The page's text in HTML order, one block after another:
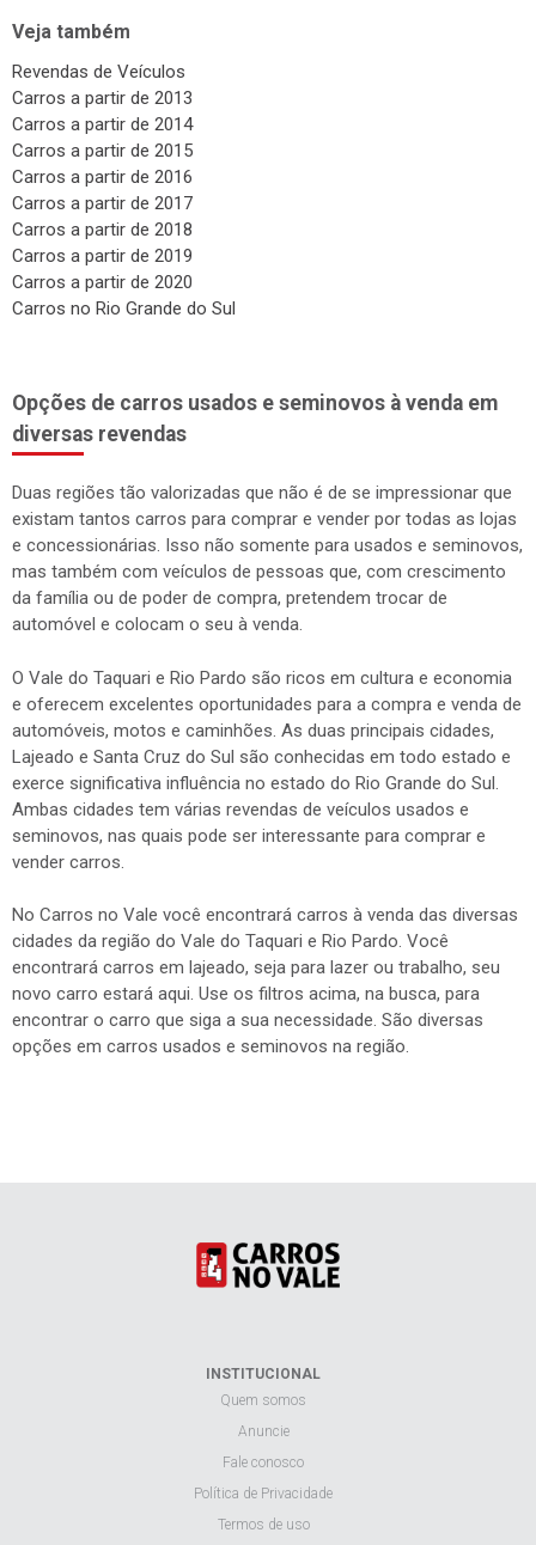
Gás Veicular
Veja também
Revendas de Veículos
Carros a partir de 2013
Carros a partir de 2014
Carros a partir de 2015
Carros a partir de 2016
Carros a partir de 2017
Carros a partir de 2018
Carros a partir de 2019
Carros a partir de 2020
Carros no Rio Grande do Sul
Opções de carros usados e seminovos à venda em
diversas revendas
Duas regiões tão valorizadas que não é de se impressionar que
existam tantos carros para comprar e vender por todas as lojas
e concessionárias. Isso não somente para usados e seminovos,
mas também com veículos de pessoas que, com crescimento
da família ou de poder de compra, pretendem trocar de
automóvel e colocam o seu à venda.
O Vale do Taquari e Rio Pardo são ricos em cultura e economia
e oferecem excelentes oportunidades para a compra e venda de
automóveis, motos e caminhões. As duas principais cidades,
Lajeado e Santa Cruz do Sul são conhecidas em todo estado e
exerce significativa influência no estado do Rio Grande do Sul.
Ambas cidades tem várias revendas de veículos usados e
seminovos, nas quais pode ser interessante para comprar e
vender carros.
No Carros no Vale você encontrará carros à venda das diversas
cidades da região do Vale do Taquari e Rio Pardo. Você
encontrará carros em lajeado, seja para lazer ou trabalho, seu
novo carro estará aqui. Use os filtros acima, na busca, para
encontrar o carro que siga a sua necessidade. São diversas
opções em carros usados e seminovos na região.
INSTITUCIONAL
Quem somos
Anuncie
Fale conosco
Política de Privacidade
Termos de uso